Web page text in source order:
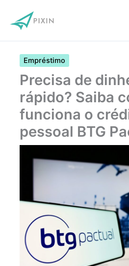
para
Empréstimo
Precisa de
rápido? Saiba
funciona o
pessoal BTG